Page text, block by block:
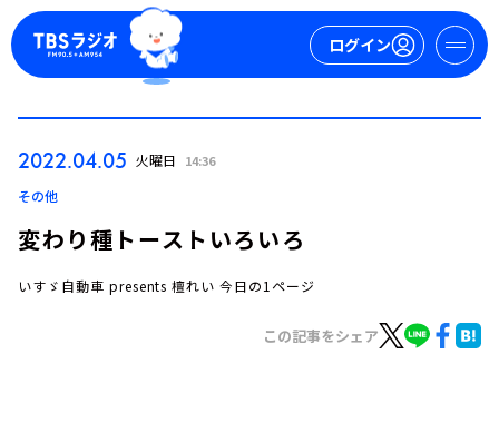
ログイン
2022.04.05 火曜日 14:36
その他
変わり種トーストいろいろ
いすゞ自動車 presents 檀れい 今日の1ページ
この記事をシェア